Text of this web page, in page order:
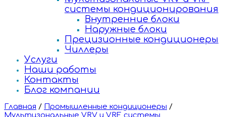
системы кондиционирования
Внутренние блоки
Наружные блоки
Прецизионные кондиционеры
Чиллеры
Услуги
Наши работы
Контакты
Блог компании
Главная / Промышленные кондиционеры /
Мультизональные VRV и VRF системы